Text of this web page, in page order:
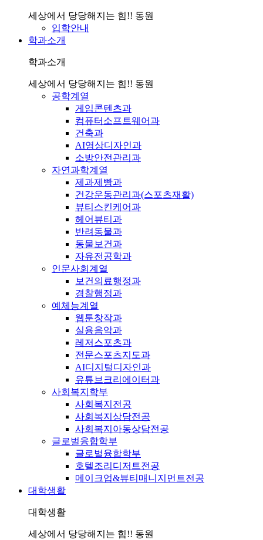
세상에서 당당해지는 힘!! 동원
입학안내
학과소개
학과소개
세상에서 당당해지는 힘!! 동원
공학계열
게임콘텐츠과
컴퓨터소프트웨어과
건축과
AI영상디자인과
소방안전관리과
자연과학계열
제과제빵과
건강운동관리과(스포츠재활)
뷰티스킨케어과
헤어뷰티과
반려동물과
동물보건과
자유전공학과
인문사회계열
보건의료행정과
경찰행정과
예체능계열
웹툰창작과
실용음악과
레저스포츠과
전문스포츠지도과
AI디지털디자인과
유튜브크리에이터과
사회복지학부
사회복지전공
사회복지상담전공
사회복지아동상담전공
글로벌융합학부
글로벌융합학부
호텔조리디저트전공
메이크업&뷰티매니지먼트전공
대학생활
대학생활
세상에서 당당해지는 힘!! 동원